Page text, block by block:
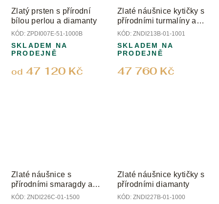
Zlatý prsten s přírodní
bílou perlou a diamanty
KÓD: ZPDI007E-51-1000B
od 47 120 Kč
SKLADEM NA
PRODEJNĚ
Zlaté náušnice kytičky s
přírodními turmalíny a
diamanty
KÓD: ZNDI213B-01-1001
47 760 Kč
SKLADEM NA
PRODEJNĚ
Zlaté náušnice s
přírodními smaragdy a
diamanty
KÓD: ZNDI226C-01-1500
Zlaté náušnice kytičky s
přírodními diamanty
KÓD: ZNDI227B-01-1000